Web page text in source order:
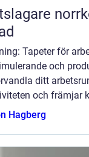
norrköping trygg
Tapeter för
och
ditt
och främjar
Hagberg